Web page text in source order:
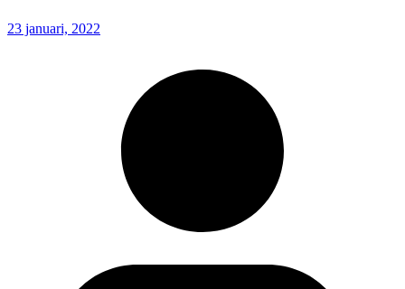
23 januari, 2022